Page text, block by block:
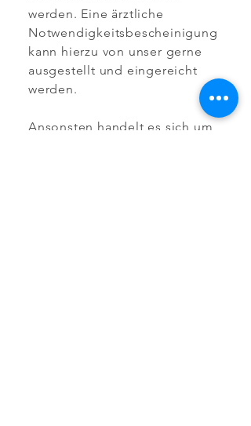
werden. Eine ärztliche
Notwendigkeitsbescheinigung
kann hierzu von unser gerne
ausgestellt und eingereicht
werden.
Ansonsten handelt es sich um